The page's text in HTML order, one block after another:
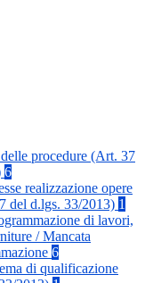
procedure (Art. 37
6
realizzazione opere
del d.lgs. 33/2013) 1
di lavori,
/ Mancata
6
di qualificazione